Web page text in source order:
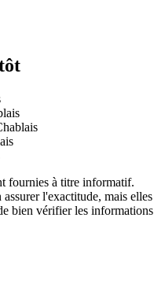
fournies à titre informatif.
l'exactitude, mais elles
bien vérifier les informations